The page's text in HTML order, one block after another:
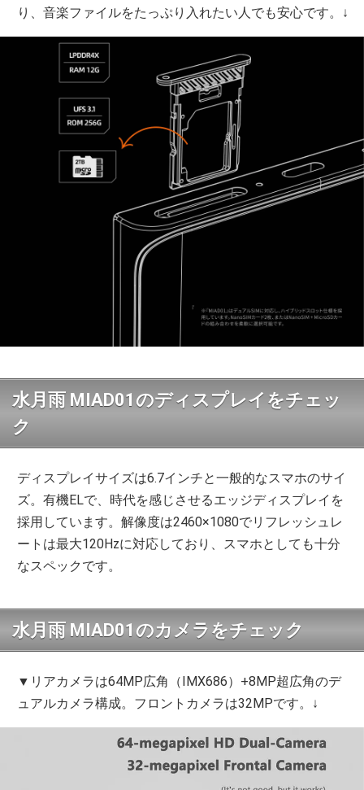
り、音楽ファイルをたっぷり入れたい人でも安心です。↓
水月雨 MIAD01のディスプレイをチェッ
ク
ディスプレイサイズは6.7インチと一般的なスマホのサイ
ズ。有機ELで、時代を感じさせるエッジディスプレイを
採用しています。解像度は2460×1080でリフレッシュレ
ートは最大120Hzに対応しており、スマホとしても十分
なスペックです。
水月雨 MIAD01のカメラをチェック
▼リアカメラは64MP広角（IMX686）+8MP超広角のデ
ュアルカメラ構成。フロントカメラは32MPです。↓